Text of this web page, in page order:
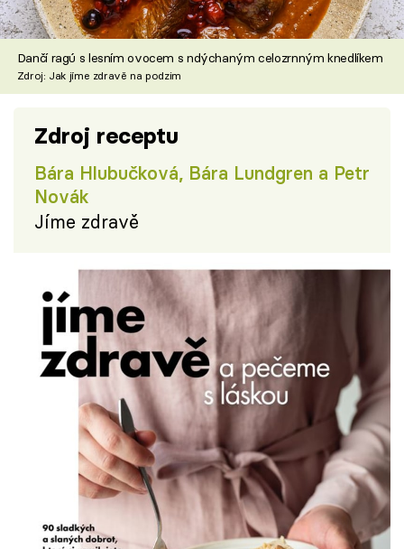
Dančí ragú s lesním ovocem s ndýchaným celozrnným knedlíkem
Zdroj: Jak jíme zdravě na podzim
Zdroj receptu
Bára Hlubučková, Bára Lundgren a Petr
Novák
Jíme zdravě